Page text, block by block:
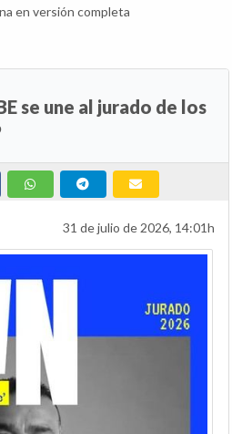
en versión completa
se une al jurado de los
31 de julio de 2026, 14:01h